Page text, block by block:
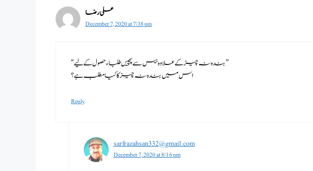
علی رضا
December 7, 2020 at 7:38 pm
“بندہ نہ چیز کے علاوہ بیس سے پچیس طلباء حصول کے لیے”
اس میں بندہ نہ چیز کا کیا مطلب ہے؟
Reply
sarfrazahsan332@gmail.com
December 7, 2020 at 8:16 pm